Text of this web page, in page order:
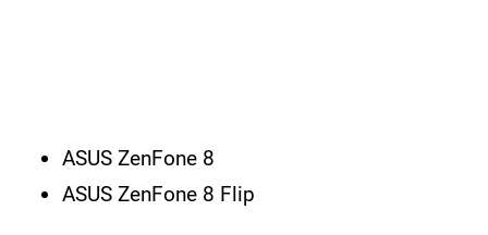
ASUS ZenFone 8
ASUS ZenFone 8 Flip